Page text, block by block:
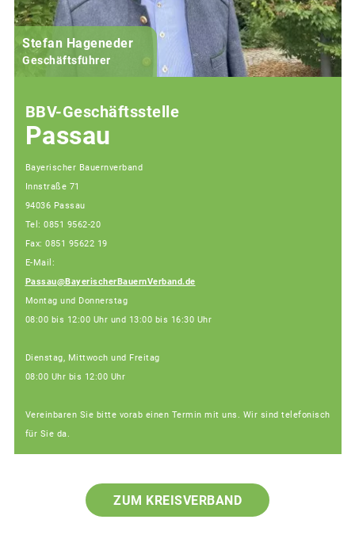
Stefan Hageneder
Geschäftsführer
BBV-Geschäftsstelle
Passau
Bayerischer Bauernverband
Innstraße 71
94036 Passau
Tel: 0851 9562-20
Fax: 0851 95622 19
E-Mail:
Passau@BayerischerBauernVerband.de
Montag und Donnerstag
08:00 bis 12:00 Uhr und 13:00 bis 16:30 Uhr
Dienstag, Mittwoch und Freitag
08:00 Uhr bis 12:00 Uhr
Vereinbaren Sie bitte vorab einen Termin mit uns. Wir sind telefonisch
für Sie da.
ZUM KREISVERBAND